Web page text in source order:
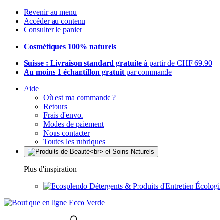
Revenir au menu
Accéder au contenu
Consulter le panier
Cosmétiques 100% naturels
Suisse : Livraison standard gratuite à partir de CHF 69.90
Au moins 1 échantillon gratuit par commande
Aide
Où est ma commande ?
Retours
Frais d'envoi
Modes de paiement
Nous contacter
Toutes les rubriques
Plus d'inspiration
Détergents & Produits d'Entretien